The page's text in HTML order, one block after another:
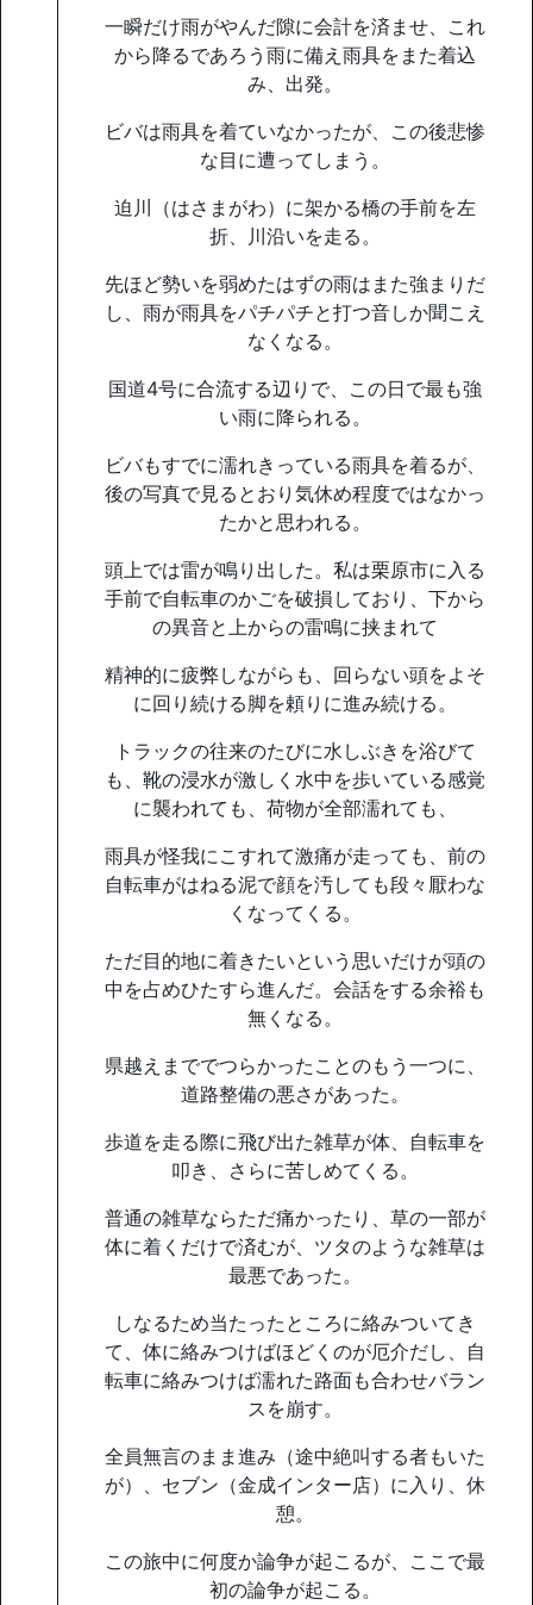
一瞬だけ雨がやんだ隙に会計を済ませ、これ
から降るであろう雨に備え雨具をまた着込
み、出発。
ビバは雨具を着ていなかったが、この後悲惨
な目に遭ってしまう。
迫川（はさまがわ）に架かる橋の手前を左
折、川沿いを走る。
先ほど勢いを弱めたはずの雨はまた強まりだ
し、雨が雨具をパチパチと打つ音しか聞こえ
なくなる。
国道4号に合流する辺りで、この日で最も強
い雨に降られる。
ビバもすでに濡れきっている雨具を着るが、
後の写真で見るとおり気休め程度ではなかっ
たかと思われる。
頭上では雷が鳴り出した。私は栗原市に入る
手前で自転車のかごを破損しており、下から
の異音と上からの雷鳴に挟まれて
精神的に疲弊しながらも、回らない頭をよそ
に回り続ける脚を頼りに進み続ける。
トラックの往来のたびに水しぶきを浴びて
も、靴の浸水が激しく水中を歩いている感覚
に襲われても、荷物が全部濡れても、
雨具が怪我にこすれて激痛が走っても、前の
自転車がはねる泥で顔を汚しても段々厭わな
くなってくる。
ただ目的地に着きたいという思いだけが頭の
中を占めひたすら進んだ。会話をする余裕も
無くなる。
県越え まででつらかったことのもう一つに、
道路整備の悪さがあった。
歩道を走る際に飛び出た雑草が体、自転車を
叩き、さらに苦しめてくる。
普通の雑草ならただ痛かったり、草の一部が
体に着くだけで済むが、ツタのような雑草は
最悪であった。
しなるため当たったところに絡みついてき
て、体に絡みつけばほどくのが厄介だし、自
転車に絡みつけば濡れた路面も合わせバラン
スを崩す。
全員無言のまま進み（途中絶叫する者もいた
が）、セブン（金成インター店）に入り、休
憩。
この旅中に何度か論争が起こるが、ここで最
初の論争が起こる。